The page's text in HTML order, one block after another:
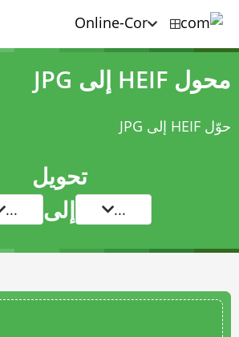
محول HEIF إلى JPG
حوّل HEIF إلى JPG
تحويل
... إلى ...